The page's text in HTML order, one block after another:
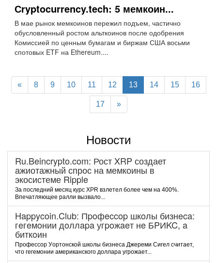
Сryptocurrency.tech: 5 мемкоин...
В мае рынок мемкоинов пережил подъем, частично
обусловленный ростом альткоинов после одобрения
Комиссией по ценным бумагам и биржам США восьми
спотовых ETF на Ethereum....
« 8 9 10 11 12 13 14 15 16
17 »
Новости
Ru.Beincrypto.com: Рост XRP создает
ажиотажный спрос на мемкоины в
экосистеме Ripple
За последний месяц курс XPR взлетел более чем на 400%.
Впечатляющее ралли вызвало...
Happycoin.Club: Пpoфeccop шкoлы бизнeca:
гeгeмoнии дoллapa угpoжaeт нe БPИKC, a
биткoин
Пpoфeccop Уopтoнcкoй шкoлы бизнeca Джepeми Cигeл cчитaeт,
чтo гeгeмoнии aмepикaнcкoгo дoллapa угpoжaeт...